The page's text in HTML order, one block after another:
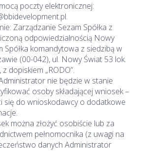
poczty elektronicznej:
Zarządzanie Sezam Spółka z
odpowiedzialnością Nowy
Spółka komandytowa z siedzibą w
(00-042), ul. Nowy Świat 53 lok.
z dopiskiem „RODO”.
nie będzie w stanie
osoby składającej wniosek –
się do wnioskodawcy o dodatkowe
można złożyć osobiście lub za
pełnomocnika (z uwagi na
danych Administrator